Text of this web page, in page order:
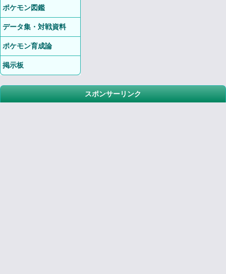
ポケモン図鑑
データ集・対戦資料
ポケモン育成論
掲示板
スポンサーリンク